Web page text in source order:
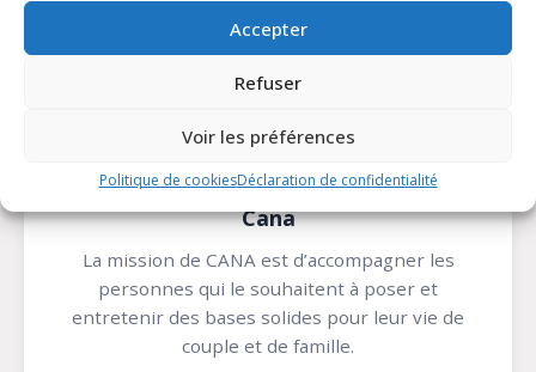
Accepter
Refuser
Voir les préférences
Politique de cookiesDéclaration de confidentialité
Cana
La mission de CANA est d’accompagner les
personnes qui le souhaitent à poser et
entretenir des bases solides pour leur vie de
couple et de famille.